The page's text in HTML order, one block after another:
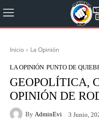
Inicio La Opinión
LA OPINIÓN PUNTO DE
GEOPOLÍTICA,
OPINIÓN DE
By AdminEvi 3 Junio,